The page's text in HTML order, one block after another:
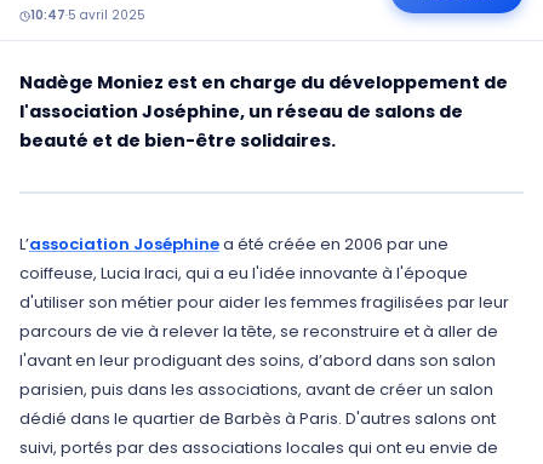
10:47·5 avril 2025
Nadège Moniez est en charge du développement de
l'association Joséphine, un réseau de salons de
beauté et de bien-être solidaires.
L’association Joséphinea été créée en 2006 par une
coiffeuse, Lucia Iraci, qui a eu l'idée innovante à l'époque
d'utiliser son métier pour aider les femmes fragilisées par leur
parcours de vie à relever la tête, se reconstruire et à aller de
l'avant en leur prodiguant des soins, d’abord dans son salon
parisien, puis dans les associations, avant de créer un salon
dédié dans le quartier de Barbès à Paris. D'autres salons ont
suivi, portés par des associations locales qui ont eu envie de